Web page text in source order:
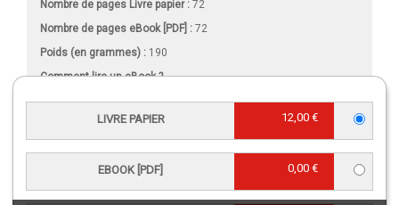
LIVRE PAPIER 12,00 €
EBOOK [PDF] 0,00 €
Nombre de pages Livre papier: 72
Nombre de pages eBook [PDF] : 72
Poids (en grammes) : 190
Comment lire un eBook ?